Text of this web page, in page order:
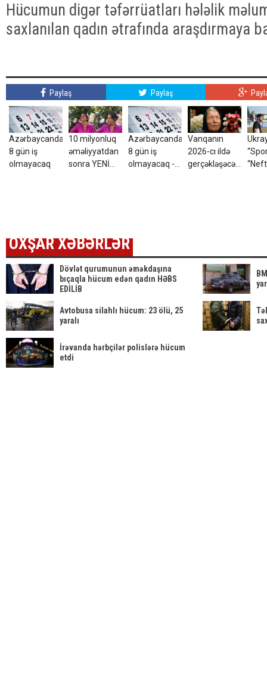
Hücumun digər təfərrüatları hələlik
saxlanılan qadın ətrafında araşdırmaya
Paylaş Paylaş
Azərbaycanda
8 gün iş
olmayacaq
10 milyonluq
əməliyyatdan
sonra YENİ
Azərbaycanda
8 gün iş
olmayacaq -
Vanqanın
2026-cı ildə
gerçəkləşəcəyi
OXŞAR XƏBƏRLƏR
Dövlət qurumunun əməkdaşına
bıçaqla hücum edən qadın HƏBS
EDİLİB
Avtobusa silahlı hücum: 23 ölü, 25
yaralı
İrəvanda hərbçilər polislərə hücum
etdi